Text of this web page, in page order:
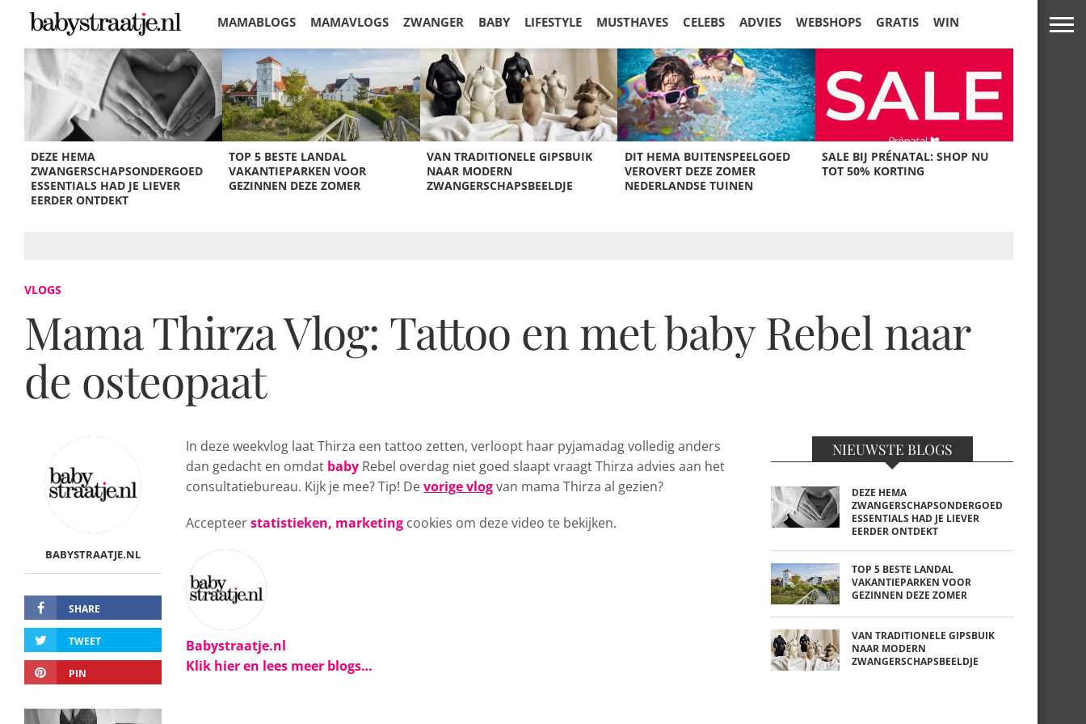
MAMABLOGS MAMAVLOGS ZWANGER BABY LIFESTYLE MUSTHAVES CELEBS ADVIES WEBSHOPS GRATIS WIN
KORTINGEN
DEZE HEMA
ZWANGERSCHAPSONDERGOED
ESSENTIALS HAD JE LIEVER
EERDER ONTDEKT
TOP 5 BESTE LANDAL
VAKANTIEPARKEN VOOR
GEZINNEN DEZE ZOMER
VAN TRADITIONELE GIPSBUIK
NAAR MODERN
ZWANGERSCHAPSBEELDJE
DIT HEMA BUITENSPEELGOED
VEROVERT DEZE ZOMER
NEDERLANDSE TUINEN
SALE BIJ PRÉNATAL: SHOP NU
TOT 50% KORTING
VLOGS
Mama Thirza Vlog: Tattoo en met baby Rebel naar
de osteopaat
BABYSTRAATJE.NL
SHARE
TWEET
PIN
In deze weekvlog laat Thirza een tattoo zetten, verloopt haar pyjamadag volledig anders
dan gedacht en omdat baby Rebel overdag niet goed slaapt vraagt Thirza advies aan het
consultatiebureau. Kijk je mee? Tip! Devorige vlogvan mama Thirza al gezien?
Accepteerstatistieken, marketing cookies om deze video te bekijken.
Babystraatje.nl
Klik hier en lees meer blogs…
NIEUWSTE BLOGS
DEZE HEMA
ZWANGERSCHAPSONDERGOED
ESSENTIALS HAD JE LIEVER
EERDER ONTDEKT
TOP 5 BESTE LANDAL
VAKANTIEPARKEN VOOR
GEZINNEN DEZE ZOMER
VAN TRADITIONELE GIPSBUIK
NAAR MODERN
ZWANGERSCHAPSBEELDJE